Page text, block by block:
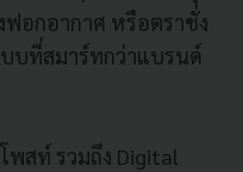
ฟอกอากาศ หรือตราชั่ง
บที่สมาร์ทกว่าแบรนด์
พสท์ รวมถึง Digital